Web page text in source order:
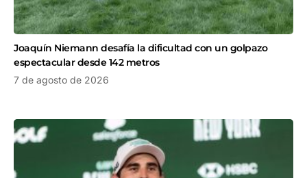
Joaquín Niemann desafía la dificultad con un golpazo
espectacular desde 142 metros
7 de agosto de 2026